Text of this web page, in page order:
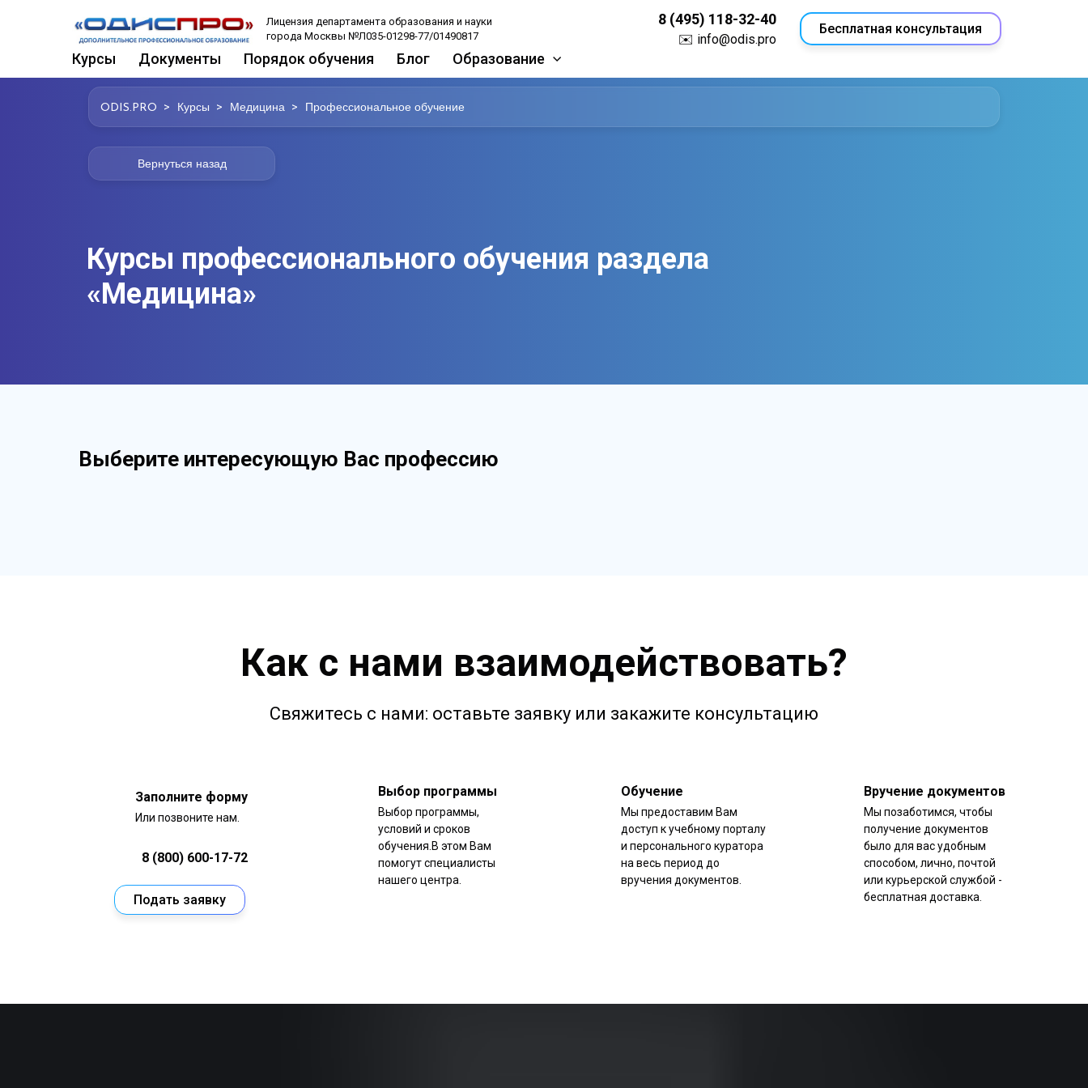
Лицензия департамента образования и науки
города Москвы №Л035-01298-77/01490817
8 (495) 118-32-40
✉️ info@odis.pro
Бесплатная консультация
Курсы Документы Порядок обучения Блог Образование
ODIS.PRO > Курсы > Медицина > Профессиональное обучение
Курсы профессионального обучения раздела
«Медицина»
Вернуться назад
Выберите интересующую Вас профессию
Как с нами взаимодействовать?
Свяжитесь с нами: оставьте заявку или закажите консультацию
Заполните форму
Или позвоните нам.
8 (800) 600-17-72
Подать заявку
Выбор программы
Выбор программы,
условий и сроков
обучения.В этом Вам
помогут специалисты
нашего центра.
Обучение
Мы предоставим Вам
доступ к учебному порталу
и персонального куратора
на весь период до
вручения документов.
Вручение документов
Мы позаботимся, чтобы
получение документов
было для вас удобным
способом, лично, почтой
или курьерской службой -
бесплатная доставка.